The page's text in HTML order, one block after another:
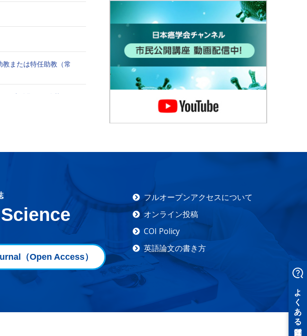
または特任助教（常
研究分野）の公募に
開催のお知らせ
】
の公募について
ミナーY3」開催のお
：六次公募のお知ら
（Open Access）
フルオープンアクセスについて
オンライン投稿
COI Policy
英語論文の書き方